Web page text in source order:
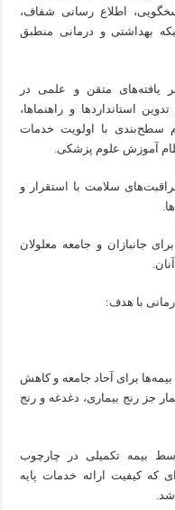
اطلاع رسانی شفاف،
بهداشتی و درمانی منطبق
یافته‌های متقن و علمی در
استانداردها و راهنماها،
سطح‌بندی با اولویت خدمات
آموزش علوم پزشکی.
سلامت با استقرار و
جانبازان و جامعه معلولان
برای آحاد جامعه و کاهش
جز رنج بیماری، دغدغه و رنج
بیمه تکمیلی در چارچوب
که کیفیت ارائه خدمات پایه